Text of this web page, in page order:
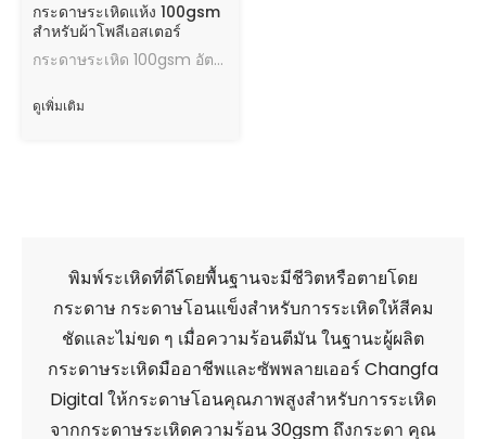
กระดาษระเหิดแห้ง 100gsm
สำหรับผ้าโพลีเอสเตอร์
กระดาษระเหิด 100gsm อัตราการถ่ายโอนผลการถ่ายโอนความร้อนที่ดีปริมาณหมึกสูงสุดความเร็วในการอบแห้งที่รวดเร็วทำงานในสภาพที่ดี
ดูเพิ่มเติม
พิมพ์ระเหิดที่ดีโดยพื้นฐานจะมีชีวิตหรือตายโดย
กระดาษ กระดาษโอนแข็งสำหรับการระเหิดให้สีคม
ชัดและไม่ขด ๆ เมื่อความร้อนตีมัน ในฐานะผู้ผลิต
กระดาษระเหิดมืออาชีพและซัพพลายเออร์ Changfa
Digital ให้กระดาษโอนคุณภาพสูงสำหรับการระเหิด
จากกระดาษระเหิดความร้อน 30gsm ถึงกระดา คุณ